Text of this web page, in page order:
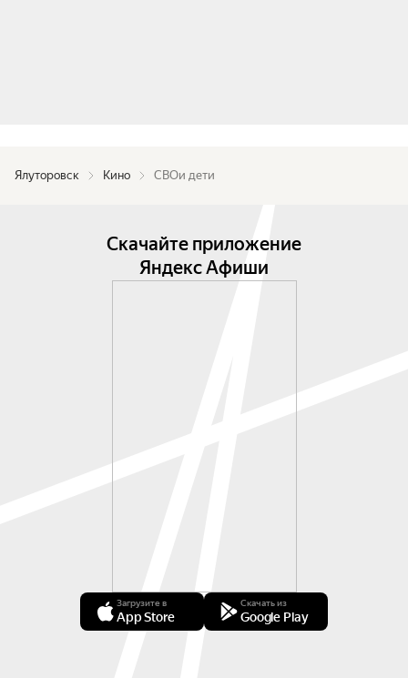
Ялуторовск Кино СВОи дети
Скачайте приложение
Яндекс Афиши
Загрузите в
App Store
Скачать из
Google Play